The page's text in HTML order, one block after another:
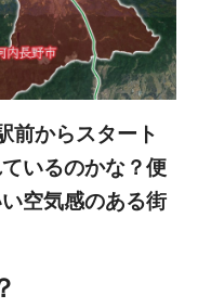
前からスタート
いるのかな？便
空気感のある街